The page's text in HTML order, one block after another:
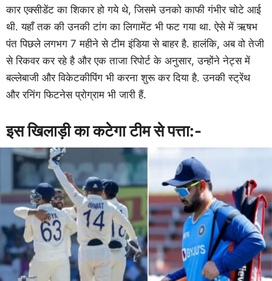
कार एक्सीडेंट का शिकार हो गये थे, जिसमे उनको काफी गंभीर चोटे आई
थी. यहाँ तक की उनकी टांग का लिगामेंट भी फट गया था. ऐसे में ऋषभ
पंत पिछले लगभग 7 महीने से टीम इंडिया से बाहर है. हालंकि, अब वो तेजी
से रिकवर कर रहे है और एक ताजा रिपोर्ट के अनुसार, उन्होंने नेट्स में
बल्लेबाजी और विकेटकीपिंग भी करना शुरू कर दिया है. उनकी स्ट्रेंथ
और रनिंग फिटनेस प्रोग्राम भी जारी हैं.
इस खिलाड़ी का कटेगा टीम से पत्ता:-